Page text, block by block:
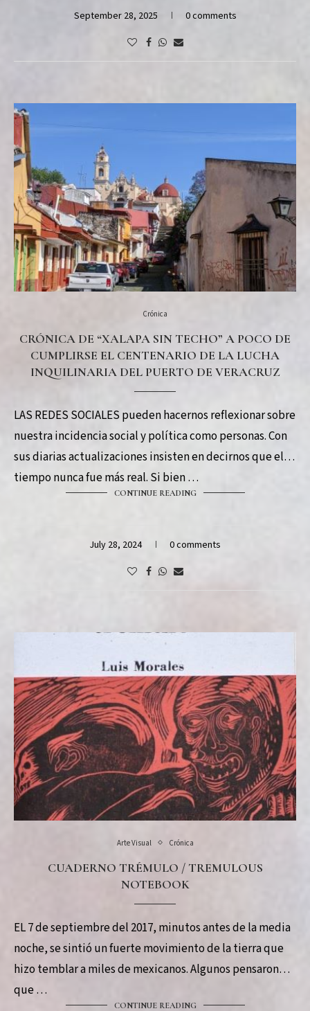
September 28, 2025 0 comments
Crónica
CRÓNICA DE “XALAPA SIN TECHO” A POCO DE
CUMPLIRSE EL CENTENARIO DE LA LUCHA
INQUILINARIA DEL PUERTO DE VERACRUZ
LAS REDES SOCIALES pueden hacernos reflexionar sobre
nuestra incidencia social y política como personas. Con
sus diarias actualizaciones insisten en decirnos que el
tiempo nunca fue más real. Si bien …
CONTINUE READING
July 28, 2024 0 comments
Arte Visual Crónica
CUADERNO TRÉMULO / TREMULOUS
NOTEBOOK
EL 7 de septiembre del 2017, minutos antes de la media
noche, se sintió un fuerte movimiento de la tierra que
hizo temblar a miles de mexicanos. Algunos pensaron
que …
CONTINUE READING